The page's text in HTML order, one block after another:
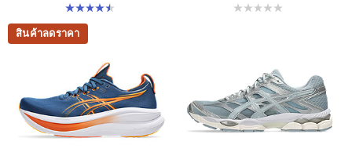
4.5 จาก 5 ดาว 226 รีวิว 0.0 จาก 5 ดาว
สินค้าลดราคา